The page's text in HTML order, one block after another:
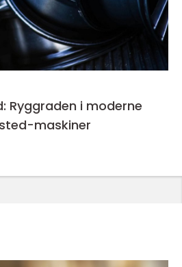
Ryggraden i moderne
maskiner